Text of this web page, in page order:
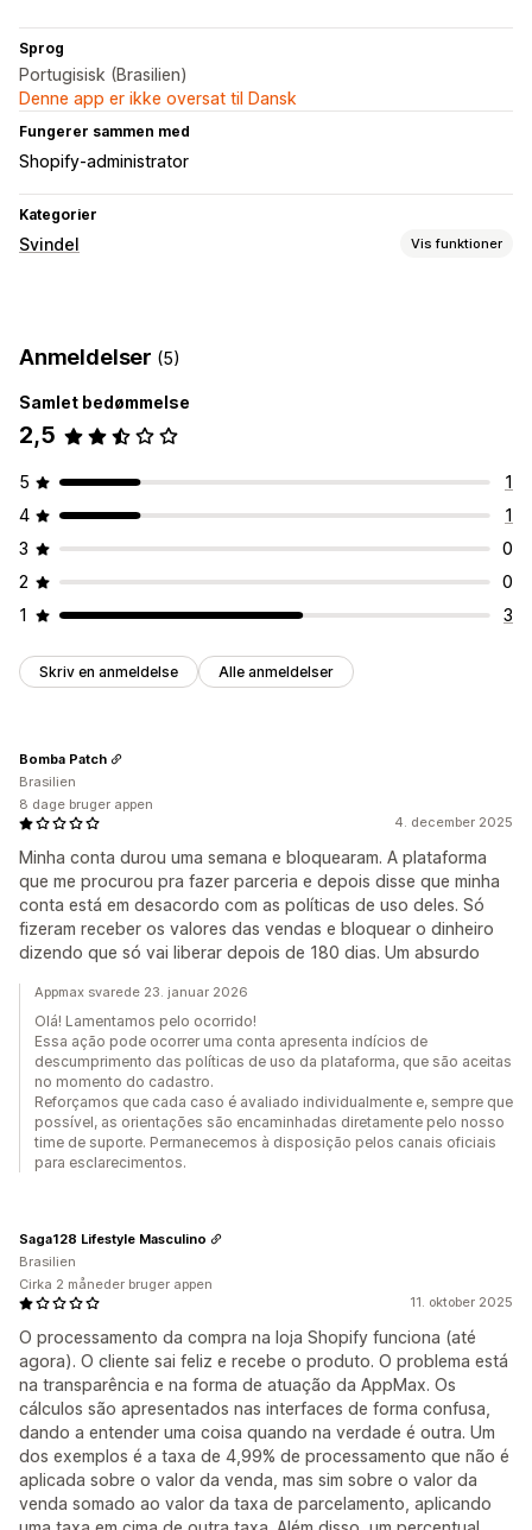
Sprog
Portugisisk (Brasilien)
Denne app er ikke oversat til Dansk
Fungerer sammen med
Shopify-administrator
Kategorier
Svindel Vis funktioner
Validering af ordre
AI-drevet registrering
Underretninger og analyse
Tilpassede underretninger
Anmeldelser (5)
Samlet bedømmelse
2,5
5
1
4
1
3
0
2
0
1
3
Skriv en anmeldelse Alle anmeldelser
4. december 2025
Minha conta durou uma semana e bloquearam. A plataforma
que me procurou pra fazer parceria e depois disse que minha
conta está em desacordo com as políticas de uso deles. Só
fizeram receber os valores das vendas e bloquear o dinheiro
dizendo que só vai liberar depois de 180 dias. Um absurdo
Bomba Patch
Brasilien
8 dage bruger appen
Appmax svarede 23. januar 2026
Olá! Lamentamos pelo ocorrido!
Essa ação pode ocorrer uma conta apresenta indícios de
descumprimento das políticas de uso da plataforma, que são aceitas
no momento do cadastro.
Reforçamos que cada caso é avaliado individualmente e, sempre que
possível, as orientações são encaminhadas diretamente pelo nosso
time de suporte. Permanecemos à disposição pelos canais oficiais
para esclarecimentos.
11. oktober 2025
O processamento da compra na loja Shopify funciona (até
agora). O cliente sai feliz e recebe o produto. O problema está
na transparência e na forma de atuação da AppMax. Os
cálculos são apresentados nas interfaces de forma confusa,
dando a entender uma coisa quando na verdade é outra. Um
dos exemplos é a taxa de 4,99% de processamento que não é
aplicada sobre o valor da venda, mas sim sobre o valor da
venda somado ao valor da taxa de parcelamento, aplicando
Saga128 Lifestyle Masculino
Brasilien
Cirka 2 måneder bruger appen